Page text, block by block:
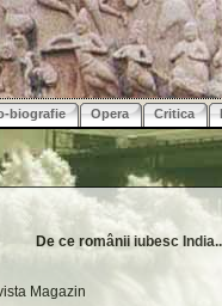
biografie Opera Critica
De ce românii iubesc
Magazin